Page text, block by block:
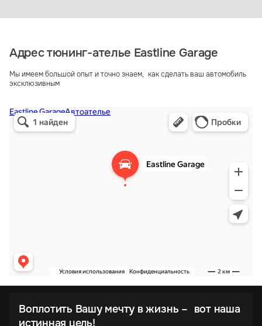
Адрес тюнинг-ателье Eastline Garage
Мы имеем большой опыт и точно знаем, как сделать ваш автомобиль
эксклюзивным
Воплотить Вашу мечту в жизнь – вот наша
истинная цель!